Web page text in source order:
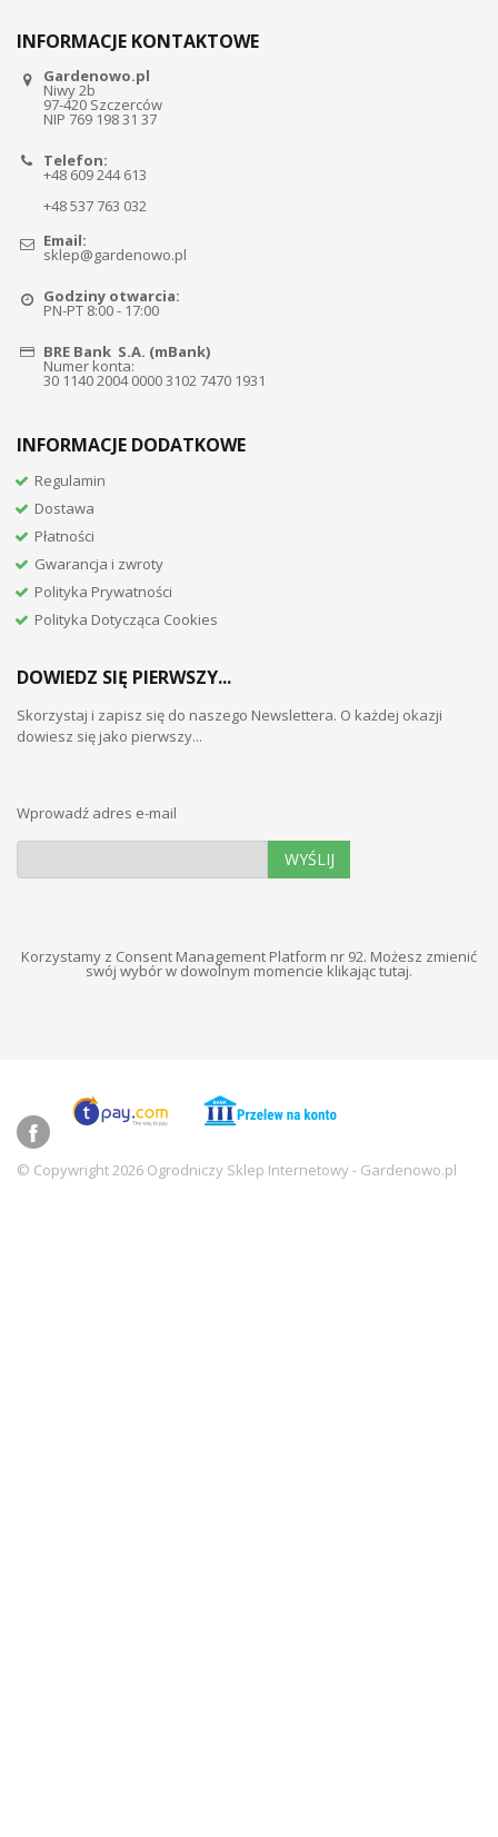
INFORMACJE KONTAKTOWE
Gardenowo.pl
Niwy 2b
97-420 Szczerców
NIP 769 198 31 37
Telefon:
+48 609 244 613
+48 537 763 032
Email:
sklep@gardenowo.pl
Godziny otwarcia:
PN-PT 8:00 - 17:00
BRE Bank S.A. (mBank)
Numer konta:
30 1140 2004 0000 3102 7470 1931
INFORMACJE DODATKOWE
Regulamin
Dostawa
Płatności
Gwarancja i zwroty
Polityka Prywatności
Polityka Dotycząca Cookies
DOWIEDZ SIĘ PIERWSZY...
Skorzystaj i zapisz się do naszego Newslettera. O każdej okazji
dowiesz się jako pierwszy...
Wprowadź adres e-mail
WYŚLIJ
Korzystamy z Consent Management Platform nr 92. Możesz zmienić
swój wybór w dowolnym momencie klikając tutaj.
© Copywright 2026 Ogrodniczy Sklep Internetowy - Gardenowo.pl